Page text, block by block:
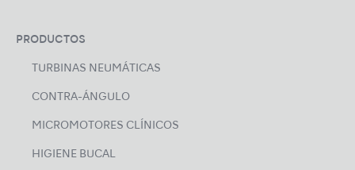
PRODUCTOS
TURBINAS NEUMÁTICAS
CONTRA-ÁNGULO
MICROMOTORES CLÍNICOS
HIGIENE BUCAL